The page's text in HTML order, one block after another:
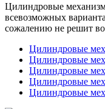
Цилиндровые
всевозможных
сожалению не решит
Цилиндровые
Цилиндровые
Цилиндровые
Цилиндровые
Цилиндровые